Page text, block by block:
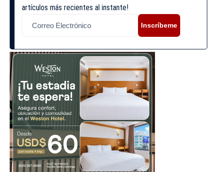
artículos más recientes al instante!
Inscríbeme